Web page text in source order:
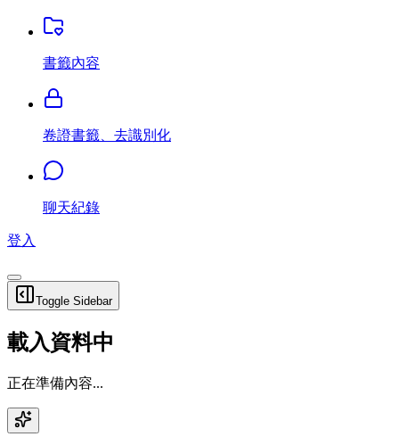
書籤內容
卷證書籤、去識別化
聊天紀錄
登入
Toggle Sidebar
載入資料中
正在準備內容...